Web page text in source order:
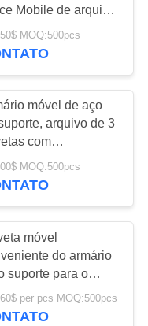
68
do
Mobile de arquivo
de 3 gavetas
MOQ:500pcs
móvel de aço
arquivo de 3
com
de
MOQ:500pcs
móvel
do armário
suporte para o
de
do
per pcs MOQ:500pcs